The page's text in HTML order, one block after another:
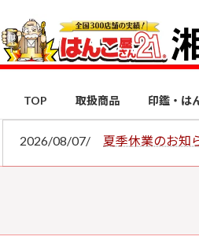
TOP 取扱商品 印鑑・は
2026/08/07/ 夏季休業のお知